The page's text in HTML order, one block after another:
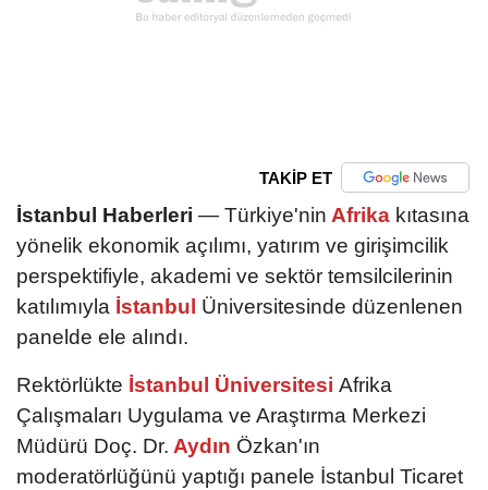
TAKİP ET
İstanbul Haberleri — Türkiye'nin Afrika kıtasına
yönelik ekonomik açılımı, yatırım ve girişimcilik
perspektifiyle, akademi ve sektör temsilcilerinin
katılımıyla İstanbul Üniversitesinde düzenlenen
panelde ele alındı.
Rektörlükte İstanbul Üniversitesi Afrika
Çalışmaları Uygulama ve Araştırma Merkezi
Müdürü Doç. Dr. Aydın Özkan'ın
moderatörlüğünü yaptığı panele İstanbul Ticaret